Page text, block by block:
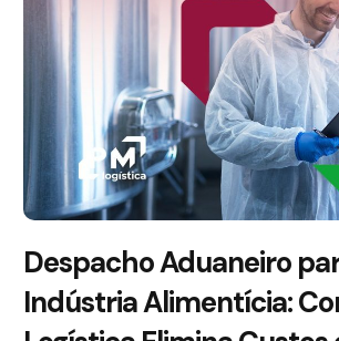
Despacho Aduaneiro
Indústria Alimentícia: